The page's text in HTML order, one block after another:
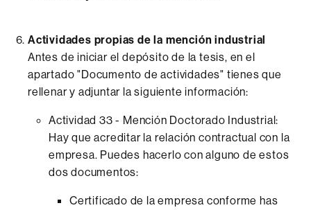
Actividades propias de la mención industrial
Antes de iniciar el depósito de la tesis, en el
apartado "Documento de actividades" tienes que
rellenar y adjuntar la siguiente información:
Actividad 33 - Mención Doctorado Industrial:
Hay que acreditar la relación contractual con la
empresa. Puedes hacerlo con alguno de estos
dos documentos:
Certificado de la empresa conforme has